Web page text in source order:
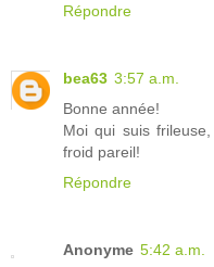
Répondre
bea63 3:57 a.m.
Bonne année!
Moi qui suis
froid pareil!
Répondre
Anonyme 5:42 a.m.